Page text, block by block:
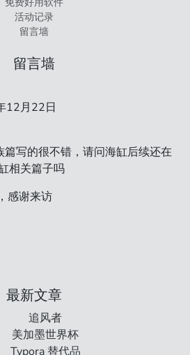
活动记录
留言墙
留言墙
12月22日
篇写的很不错，请问海缸后续还在
相关篇子吗
感谢来访
最新文章
追风者
美加墨世界杯
Typora 替代品